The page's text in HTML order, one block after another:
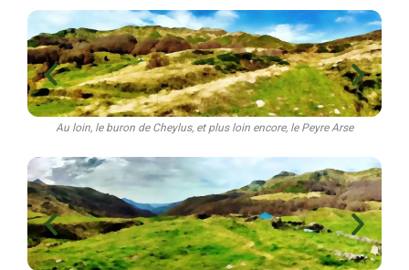
Au loin, le buron de Cheylus, et plus loin encore, le Peyre Arse